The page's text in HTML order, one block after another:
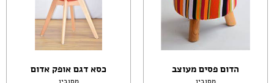
הדום פסים מעוצב כסא דגם אופק אדום